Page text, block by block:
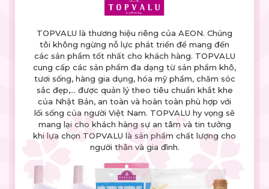
TOPVALU là thương hiệu riêng của AEON. Chúng
tôi không ngừng nỗ lực phát triển để mang đến
các sản phẩm tốt nhất cho khách hàng. TOPVALU
cung cấp các sản phẩm đa dạng từ sản phẩm khô,
tươi sống, hàng gia dụng, hóa mỹ phẩm, chăm sóc
sắc đẹp,... được quản lý theo tiêu chuẩn khắt khe
của Nhật Bản, an toàn và hoàn toàn phù hợp với
lối sống của người Việt Nam. TOPVALU hy vọng sẽ
mang lại cho khách hàng sự an tâm và tin tưởng
khi lựa chọn TOPVALU là sản phẩm chất lượng cho
người thân và gia đình.